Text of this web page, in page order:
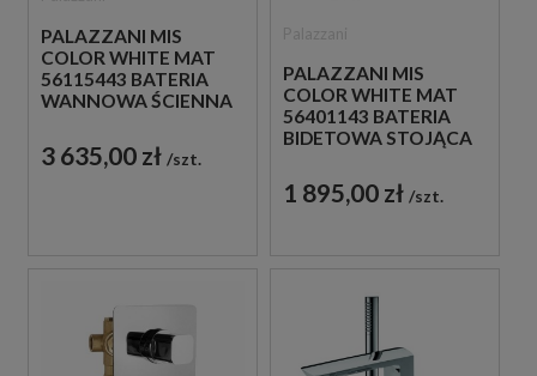
PALAZZANI MIS
COLOR WHITE MAT
56115443 BATERIA
WANNOWA ŚCIENNA
BIAŁA
3 635,00 zł szt.
PALAZZANI MIS
COLOR WHITE MAT
56401143 BATERIA
BIDETOWA STOJĄCA
BIAŁA
1 895,00 zł szt.